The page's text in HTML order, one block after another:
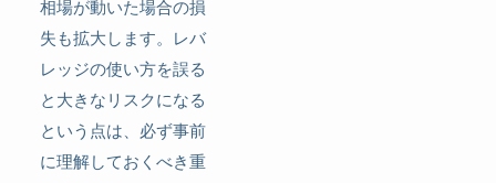
相場が動いた場合の損
失も拡大します。レバ
レッジの使い方を誤る
と大きなリスクになる
という点は、必ず事前
に理解しておくべき重